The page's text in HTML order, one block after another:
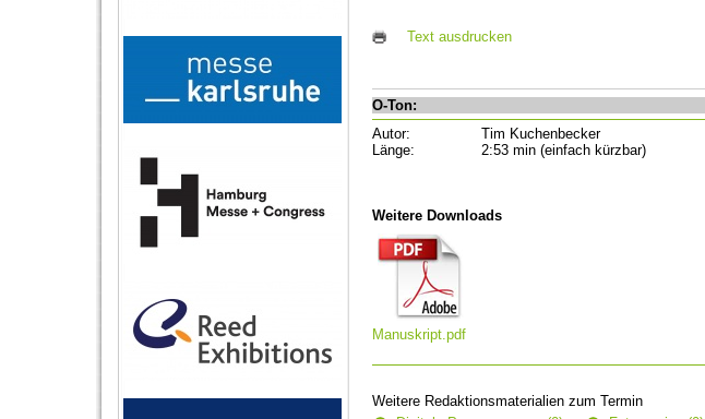
Text ausdrucken
O-Ton:
Autor:
Tim Kuchenbecker
Länge:
2:53 min (einfach kürzbar)
Weitere Downloads
Manuskript.pdf
Weitere Redaktionsmaterialien zum Termin